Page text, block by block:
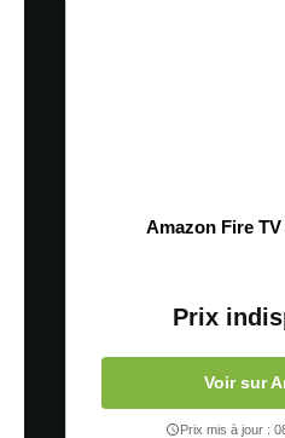
Amazon Fire
Prix
Voir sur
Prix mis à jour :